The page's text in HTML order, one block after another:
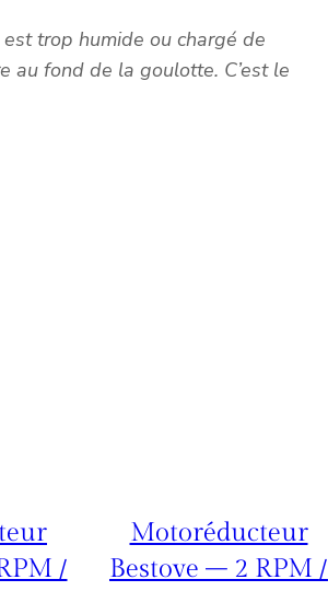
trop humide ou chargé de
au fond de la goulotte. C’est le
/
Motoréducteur
Bestove – 2 RPM /